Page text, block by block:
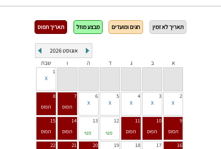
תאריך לא זמין חגים ומועדים מבצע מוזל תאריך תפוס
אוגוסט2026
א
ב ג ד ה ו שבת
1
2
3
4
5
6
7
8
9
10
11
12
פנוי
13
פנוי
14
15
16
17
18
19
20
21
22